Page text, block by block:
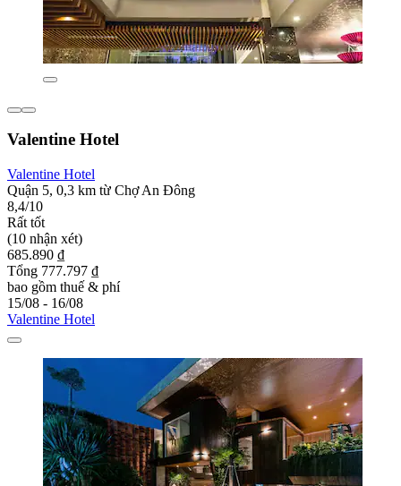
Valentine Hotel
Valentine Hotel
Quận 5, 0,3 km từ Chợ An Đông
8,4/10
Rất tốt
(10 nhận xét)
685.890 ₫
Tổng 777.797 ₫
bao gồm thuế & phí
15/08 - 16/08
Valentine Hotel